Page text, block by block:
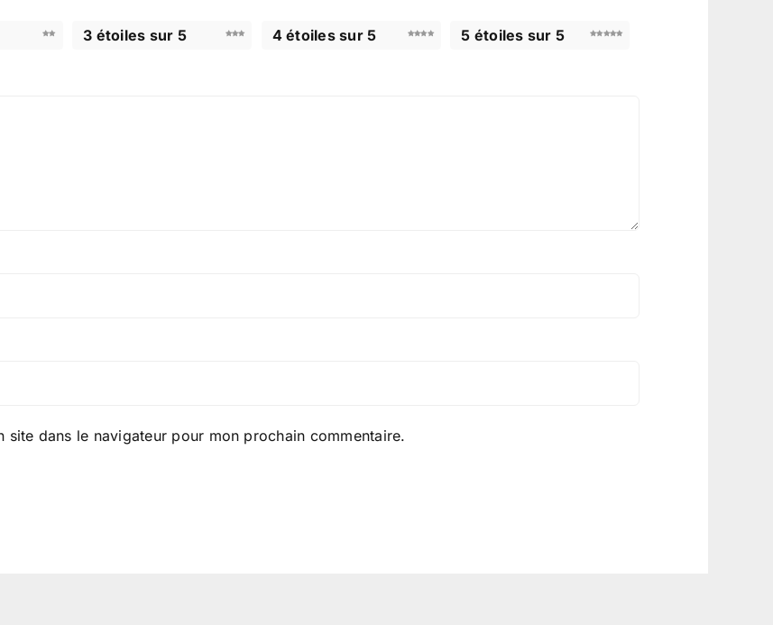
3 étoiles sur 5 4 étoiles sur 5 5 étoiles sur 5
dans le navigateur pour mon prochain commentaire.